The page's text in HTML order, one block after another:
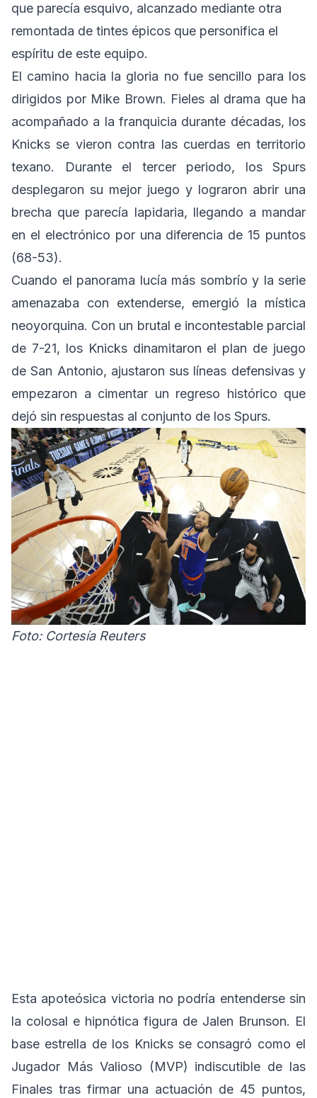
que parecía esquivo, alcanzado mediante otra
remontada de tintes épicos que personifica el
espíritu de este equipo.
El camino hacia la gloria no fue sencillo para los
dirigidos por Mike Brown. Fieles al drama que ha
acompañado a la franquicia durante décadas, los
Knicks se vieron contra las cuerdas en territorio
texano. Durante el tercer periodo, los Spurs
desplegaron su mejor juego y lograron abrir una
brecha que parecía lapidaria, llegando a mandar
en el electrónico por una diferencia de 15 puntos
(68-53).
Cuando el panorama lucía más sombrío y la serie
amenazaba con extenderse, emergió la mística
neoyorquina. Con un brutal e incontestable parcial
de 7-21, los Knicks dinamitaron el plan de juego
de San Antonio, ajustaron sus líneas defensivas y
empezaron a cimentar un regreso histórico que
dejó sin respuestas al conjunto de los Spurs.
Foto: Cortesía Reuters
Esta apoteósica victoria no podría entenderse sin
la colosal e hipnótica figura de Jalen Brunson. El
base estrella de los Knicks se consagró como el
Jugador Más Valioso (MVP) indiscutible de las
Finales tras firmar una actuación de 45 puntos,